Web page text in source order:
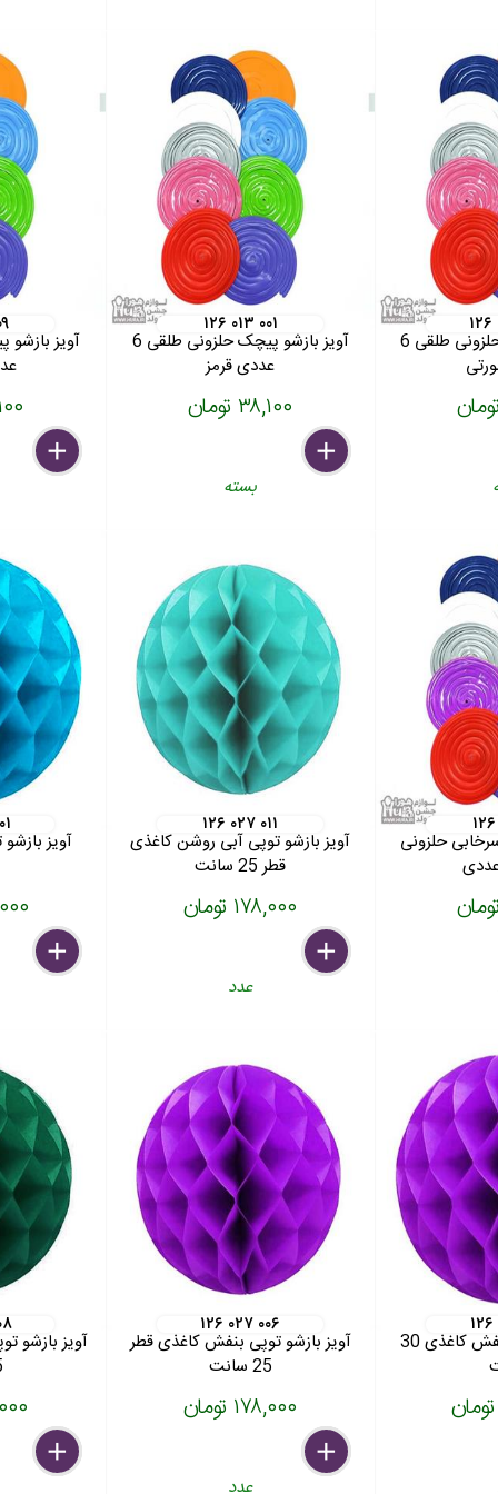
آویز بازشو پیچک حلزونی طلقی 6
۱۲۶ ۰۱۳ ۰۰۱
آویز بازشو پیچک حلزونی طلقی 6
عددی قرمز
۳۸,۱۰۰ تومان
delete
remove
add
بسته
delete
remove
add
حلزونی
۱۲۶ ۰۲۷ ۰۱۱
آویز بازشو توپی آبی روشن کاغذی
قطر 25 سانت
۱۷۸,۰۰۰ تومان
delete
remove
add
عدد
delete
remove
add
آویز بازشو توپی بنفش کاغذی 30
۱۲۶ ۰۲۷ ۰۰۶
آویز بازشو توپی بنفش کاغذی قطر
25 سانت
۱۷۸,۰۰۰ تومان
delete
remove
add
عدد
آویز بازشو
delete
remove
add